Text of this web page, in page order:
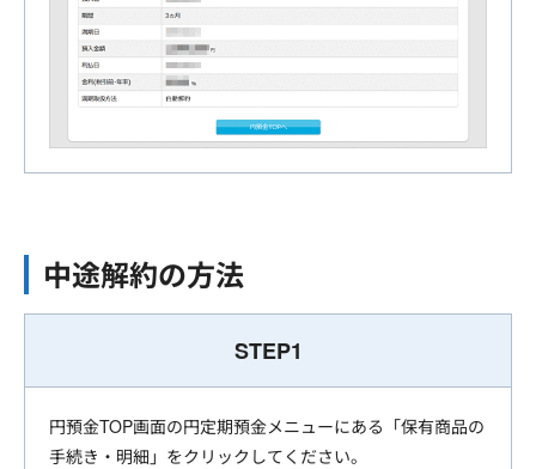
中途解約の方法
STEP1
円預金TOP画面の円定期預金メニューにある「保有商品の
手続き・明細」をクリックしてください。